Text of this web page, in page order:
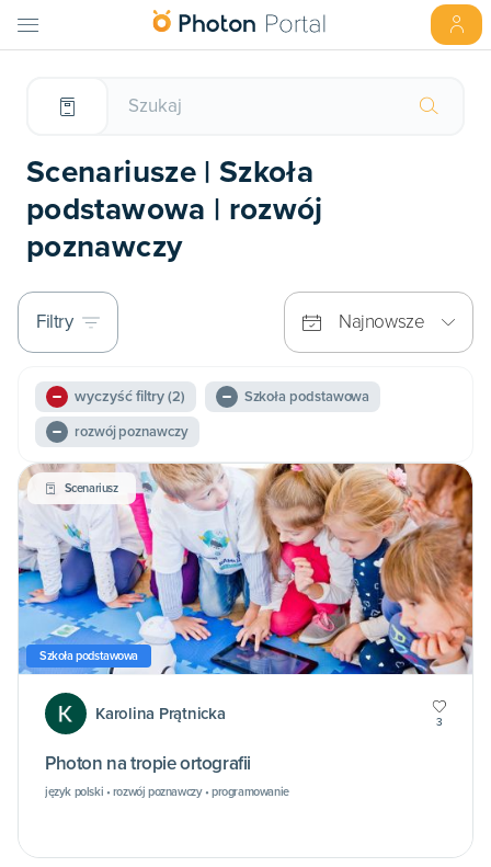
Scenariusze | Szkoła
podstawowa | rozwój
poznawczy
Filtry Najnowsze
wyczyść filtry(2)
Szkoła podstawowa
rozwój poznawczy
Scenariusz
Szkoła podstawowa
Karolina Prątnicka 3
Photon na tropie ortografii
język polski • rozwój poznawczy • programowanie